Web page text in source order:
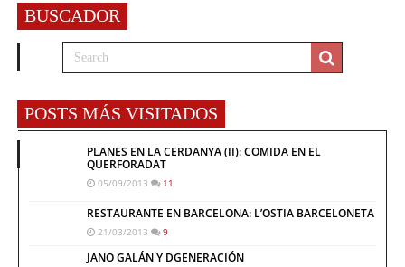
BUSCADOR
POSTS MÁS VISITADOS
PLANES EN LA CERDANYA (II): COMIDA EN EL
QUERFORADAT
05/09/2013 11
RESTAURANTE EN BARCELONA: L’OSTIA BARCELONETA
21/03/2013 9
JANO GALÁN Y DGENERACIÓN